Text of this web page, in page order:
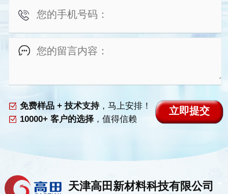
免费样品 + 技术支持，马上安排！
10000+ 客户的选择，值得信赖
天津高田新材料科技有限公司